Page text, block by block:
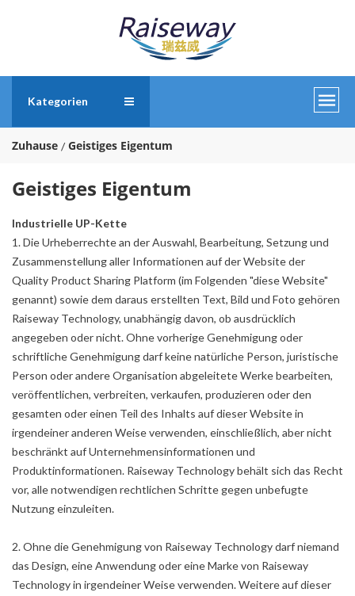
Kategorien
Zuhause Geistiges Eigentum
Geistiges Eigentum
Industrielle UP-Kette
1. Die Urheberrechte an der Auswahl, Bearbeitung, Setzung und
Zusammenstellung aller Informationen auf der Website der
Quality Product Sharing Platform (im Folgenden "diese Website"
genannt) sowie dem daraus erstellten Text, Bild und Foto gehören
Raiseway Technology, unabhängig davon, ob ausdrücklich
angegeben oder nicht. Ohne vorherige Genehmigung oder
schriftliche Genehmigung darf keine natürliche Person, juristische
Person oder andere Organisation abgeleitete Werke bearbeiten,
veröffentlichen, verbreiten, verkaufen, produzieren oder den
gesamten oder einen Teil des Inhalts auf dieser Website in
irgendeiner anderen Weise verwenden, einschließlich, aber nicht
beschränkt auf Unternehmensinformationen und
Produktinformationen. Raiseway Technology behält sich das Recht
vor, alle notwendigen rechtlichen Schritte gegen unbefugte
Nutzung einzuleiten.
2. Ohne die Genehmigung von Raiseway Technology darf niemand
das Design, eine Anwendung oder eine Marke von Raiseway
Technology in irgendeiner Weise verwenden. Weitere auf dieser